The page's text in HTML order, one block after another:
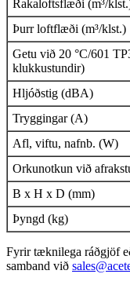
Rakaloftsflæði (m³/
Þurr loftflæði (m³/klst.)
Getu við 20 °C/601
klukkustundir)
Hljóðstig (dBA)
Tryggingar (A)
Afl, viftu, nafnb. (W)
Orkunotkun við
B x H x D (mm)
Þyngd (kg)
Fyrir tæknilega ráðgjöf
samband við